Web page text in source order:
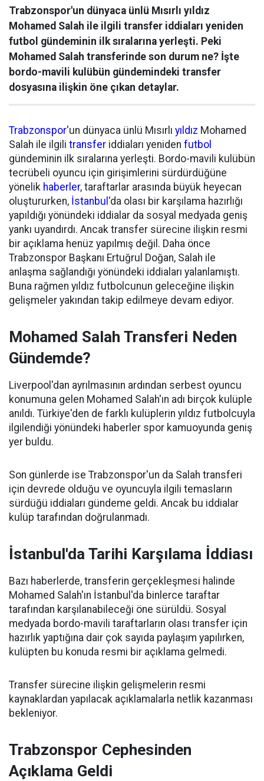
Trabzonspor'un dünyaca ünlü Mısırlı yıldız
Mohamed Salah ile ilgili transfer iddiaları yeniden
futbol gündeminin ilk sıralarına yerleşti. Peki
Mohamed Salah transferinde son durum ne? İşte
bordo-mavili kulübün gündemindeki transfer
dosyasına ilişkin öne çıkan detaylar.
Trabzonspor'un dünyaca ünlü Mısırlı yıldız Mohamed
Salah ile ilgili transfer iddiaları yeniden futbol
gündeminin ilk sıralarına yerleşti. Bordo-mavili kulübün
tecrübeli oyuncu için girişimlerini sürdürdüğüne
yönelik haberler, taraftarlar arasında büyük heyecan
oluştururken, İstanbul 'da olası bir karşılama hazırlığı
yapıldığı yönündeki iddialar da sosyal medyada geniş
yankı uyandırdı. Ancak transfer sürecine ilişkin resmi
bir açıklama henüz yapılmış değil. Daha önce
Trabzonspor Başkanı Ertuğrul Doğan, Salah ile
anlaşma sağlandığı yönündeki iddiaları yalanlamıştı.
Buna rağmen yıldız futbolcunun geleceğine ilişkin
gelişmeler yakından takip edilmeye devam ediyor.
Mohamed Salah Transferi Neden
Gündemde?
Liverpool'dan ayrılmasının ardından serbest oyuncu
konumuna gelen Mohamed Salah'ın adı birçok kulüple
anıldı. Türkiye'den de farklı kulüplerin yıldız futbolcuyla
ilgilendiği yönündeki haberler spor kamuoyunda geniş
yer buldu.
Son günlerde ise Trabzonspor'un da Salah transferi
için devrede olduğu ve oyuncuyla ilgili temasların
sürdüğü iddiaları gündeme geldi. Ancak bu iddialar
kulüp tarafından doğrulanmadı.
İstanbul'da Tarihi Karşılama İddiası
Bazı haberlerde, transferin gerçekleşmesi halinde
Mohamed Salah'ın İstanbul'da binlerce taraftar
tarafından karşılanabileceği öne sürüldü. Sosyal
medyada bordo-mavili taraftarların olası transfer için
hazırlık yaptığına dair çok sayıda paylaşım yapılırken,
kulüpten bu konuda resmi bir açıklama gelmedi.
Transfer sürecine ilişkin gelişmelerin resmi
kaynaklardan yapılacak açıklamalarla netlik kazanması
bekleniyor.
Trabzonspor Cephesinden
Açıklama Geldi